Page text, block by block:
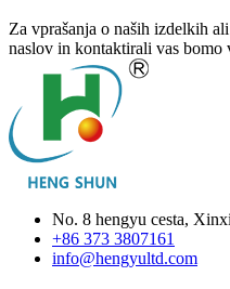
Za vprašanja o naših izdelkih
naslov in kontaktirali vas bomo
No. 8 hengyu cesta,
+86 373 3807161
info@hengyultd.com